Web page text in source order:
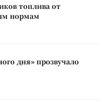
топлива от
нормам
дня» прозвучало